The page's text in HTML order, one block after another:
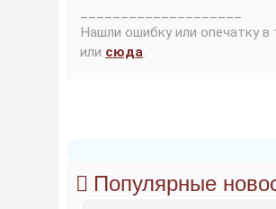
Нашли ошибку или опечатку
или сюда.
Популярные